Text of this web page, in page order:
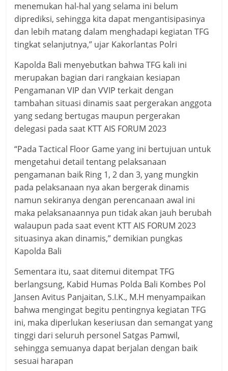
menemukan hal-hal yang selama ini belum
diprediksi, sehingga kita dapat mengantisipasinya
dan lebih matang dalam menghadapi kegiatan TFG
tingkat selanjutnya,” ujar Kakorlantas Polri
Kapolda Bali menyebutkan bahwa TFG kali ini
merupakan bagian dari rangkaian kesiapan
Pengamanan VIP dan VVIP terkait dengan
tambahan situasi dinamis saat pergerakan anggota
yang sedang bertugas maupun pergerakan
delegasi pada saat KTT AIS FORUM 2023
“Pada Tactical Floor Game yang ini bertujuan untuk
mengetahui detail tentang pelaksanaan
pengamanan baik Ring 1, 2 dan 3, yang mungkin
pada pelaksanaan nya akan bergerak dinamis
namun sekiranya dengan perencanaan awal ini
maka pelaksanaannya pun tidak akan jauh berubah
walaupun pada saat event KTT AIS FORUM 2023
situasinya akan dinamis,” demikian pungkas
Kapolda Bali
Sementara itu, saat ditemui ditempat TFG
berlangsung, Kabid Humas Polda Bali Kombes Pol
Jansen Avitus Panjaitan, S.I.K., M.H menyampaikan
bahwa mengingat begitu pentingnya kegiatan TFG
ini, maka diperlukan keseriusan dan semangat yang
tinggi dari seluruh personel Satgas Pamwil,
sehingga semuanya dapat berjalan dengan baik
sesuai harapan